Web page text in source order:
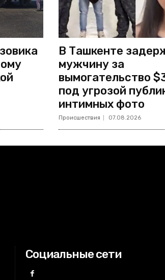
В Ташкенте
мужчину за
вымогательство
под угрозой
интимных фото
Происшествия 07.08.2026
Социальные сети